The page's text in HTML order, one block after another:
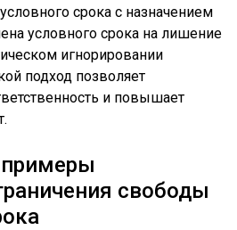
срока с назначением
условного срока на лишение
игнорировании
подход позволяет
и повышает
примеры
свободы